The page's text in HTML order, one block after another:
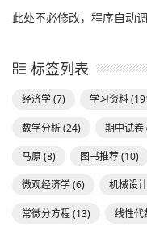
此处不必修改，程序自动调
标签列表
经济学(7) 学习资料
数学分析(24) 期中试卷
马原(8) 图书推荐(10)
微观经济学(6) 机械设计
常微分方程(13) 线性代